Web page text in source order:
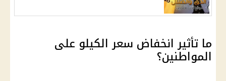
ما تأثير انخفاض سعر الكيلو على
المواطنين؟